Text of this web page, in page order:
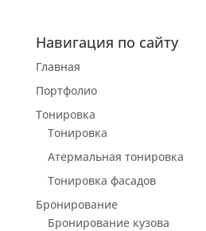
Навигация по сайту
Главная
Портфолио
Тонировка
Тонировка
Атермальная тонировка
Тонировка фасадов
Бронирование
Бронирование кузова